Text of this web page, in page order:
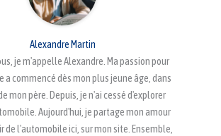
Alexandre Martin
je m'appelle Alexandre. Ma passion pour
commencé dès mon plus jeune âge, dans
mon père. Depuis, je n'ai cessé d'explorer
Aujourd'hui, je partage mon amour
de l'automobile ici, sur mon site. Ensemble,